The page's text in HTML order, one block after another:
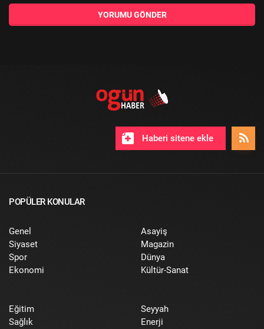
YORUMU GÖNDER
Haberi sitene ekle
POPÜLER KONULAR
Genel
Siyaset
Spor
Ekonomi
Asayiş
Magazin
Dünya
Kültür-Sanat
Eğitim
Sağlık
Seyyah
Enerji